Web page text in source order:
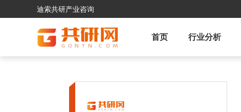
迪索共研产业咨询
首页 行业分析